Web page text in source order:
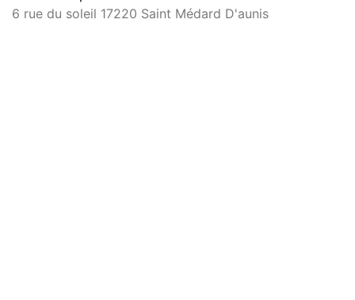
6 rue du soleil 17220 Saint Médard D'aunis